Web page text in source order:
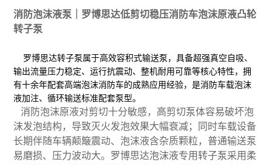
消防泡沫液泵｜罗博思达低剪切稳压消防车泡沫原液凸轮
转子泵
罗博思达转子泵属于高效容积式输送泵，具备超强真空自吸、
输出流量压力稳定、运行抗震动、整机耐用可靠等核心特性，拥
有十余年配套高端泡沫消防车的成熟应用经验，是消防车载泡沫
液加注、循环输送标准配套泵型。
消防泡沫原液对剪切十分敏感，高剪切泵体容易破坏泡
沫发泡结构，导致灭火发泡效果大幅衰减；同时车载设备
长期伴随车辆颠簸震动、泡沫液含杂质颗粒，普通输送泵
易磨损、压力波动大。罗博思达泡沫液专用转子泵采用柔